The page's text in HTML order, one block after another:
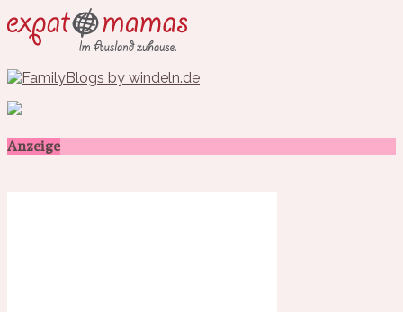
Anzeige